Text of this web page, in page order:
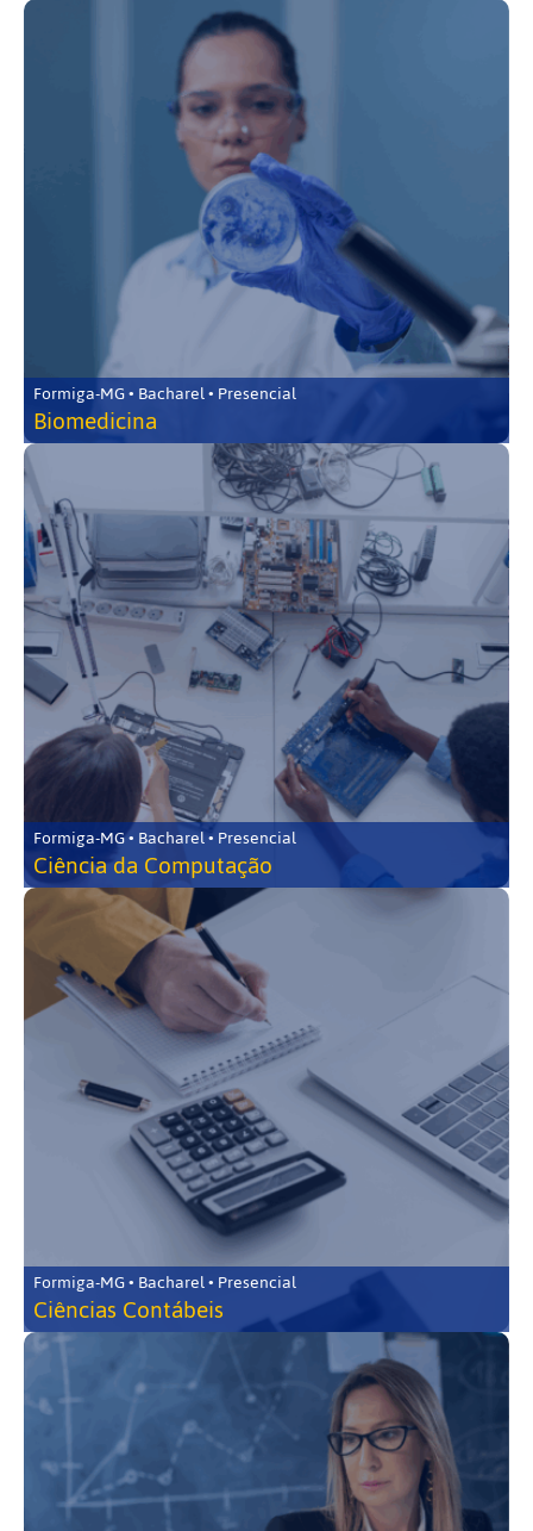
Formiga-MG • Bacharel • Presencial
Biomedicina
Formiga-MG • Bacharel • Presencial
Ciência da Computação
Formiga-MG • Bacharel • Presencial
Ciências Contábeis